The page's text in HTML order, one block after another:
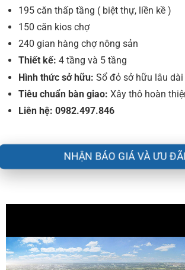
195 căn thấp tầng ( biệt thự, liền kề )
150 căn kios chợ
240 gian hàng chợ nông sản
Thiết kế: 4 tầng và 5 tầng
Hình thức sở hữu: Sổ đỏ sở hữu lâu dài
Tiêu chuẩn bàn giao: Xây thô hoàn
Liên hệ: 0982.497.846
NHẬN BÁO GIÁ VÀ ƯU ĐÃI